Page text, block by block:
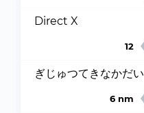
Direct X
12
ぎじゅつてきなかだい
6 nm